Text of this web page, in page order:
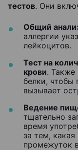
тестов. Они
Общий
аллергии
лейкоцитов.
Тест на
крови. Также
белки, чтобы
вызывает
Ведение
тщательно
время
за тем,
промежуток